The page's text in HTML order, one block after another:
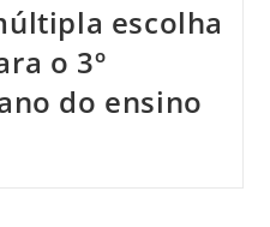
escolha
o 3º
do ensino